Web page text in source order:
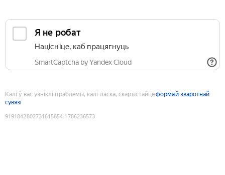
Я не робат
Націсніце, каб працягнуць
SmartCaptcha by Yandex Cloud
Калі ў вас узніклі праблемы, калі ласка, скарыстайцеформай зваротнай
сувязі
9191842802731615654:1786236573